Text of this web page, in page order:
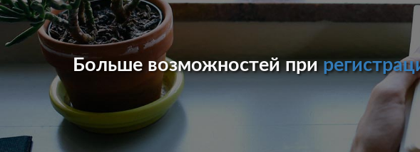
Больше возможностей при